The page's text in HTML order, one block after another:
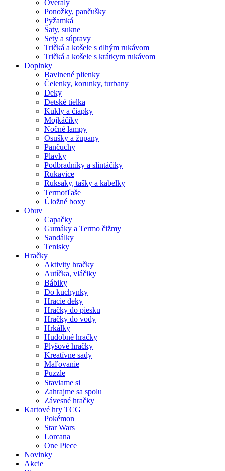
Overaly
Ponožky, pančušky
Pyžamká
Šaty, sukne
Sety a súpravy
Tričká a košele s dlhým rukávom
Tričká a košele s krátkym rukávom
Doplnky
Bavlnené plienky
Čelenky, korunky, turbany
Deky
Detské tielka
Kukly a čiapky
Mojkáčiky
Nočné lampy
Osušky a župany
Pančuchy
Plavky
Podbradníky a slintáčiky
Rukavice
Ruksaky, tašky a kabelky
Termofľaše
Úložné boxy
Obuv
Capačky
Gumáky a Termo čižmy
Sandálky
Tenisky
Hračky
Aktivity hračky
Autíčka, vláčiky
Bábiky
Do kuchynky
Hracie deky
Hračky do piesku
Hračky do vody
Hrkálky
Hudobné hračky
Plyšové hračky
Kreatívne sady
Maľovanie
Puzzle
Staviame si
Zahrajme sa spolu
Závesné hračky
Kartové hry TCG
Pokémon
Star Wars
Lorcana
One Piece
Novinky
Akcie